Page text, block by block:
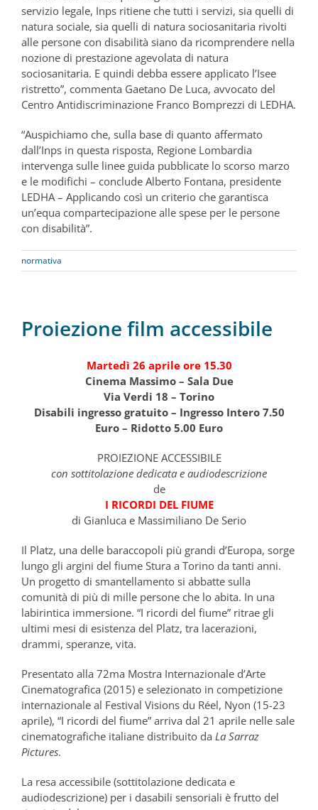
servizio legale, Inps ritiene che tutti i servizi, sia quelli di
natura sociale, sia quelli di natura sociosanitaria rivolti
alle persone con disabilità siano da ricomprendere nella
nozione di prestazione agevolata di natura
sociosanitaria. E quindi debba essere applicato l’Isee
ristretto”, commenta Gaetano De Luca, avvocato del
Centro Antidiscriminazione Franco Bomprezzi di LEDHA.
“Auspichiamo che, sulla base di quanto affermato
dall’Inps in questa risposta, Regione Lombardia
intervenga sulle linee guida pubblicate lo scorso marzo
e le modifichi – conclude Alberto Fontana, presidente
LEDHA – Applicando così un criterio che garantisca
un’equa compartecipazione alle spese per le persone
con disabilità”.
normativa
Proiezione film accessibile
Martedì 26 aprile ore 15.30
Cinema Massimo – Sala Due
Via Verdi 18 – Torino
Disabili ingresso gratuito – Ingresso Intero 7.50
Euro – Ridotto 5.00 Euro
PROIEZIONE ACCESSIBILE
con sottitolazione dedicata e audiodescrizione
de
I RICORDI DEL FIUME
di Gianluca e Massimiliano De Serio
Il Platz, una delle baraccopoli più grandi d’Europa, sorge
lungo gli argini del fiume Stura a Torino da tanti anni.
Un progetto di smantellamento si abbatte sulla
comunità di più di mille persone che lo abita. In una
labirintica immersione. “I ricordi del fiume” ritrae gli
ultimi mesi di esistenza del Platz, tra lacerazioni,
drammi, speranze, vita.
Presentato alla 72ma Mostra Internazionale d’Arte
Cinematografica (2015) e selezionato in competizione
internazionale al Festival Visions du Réel, Nyon (15-23
aprile), “I ricordi del fiume” arriva dal 21 aprile nelle sale
cinematografiche italiane distribuito da La Sarraz
Pictures.
La resa accessibile (sottitolazione dedicata e
audiodescrizione) per i dasabili sensoriali è frutto del